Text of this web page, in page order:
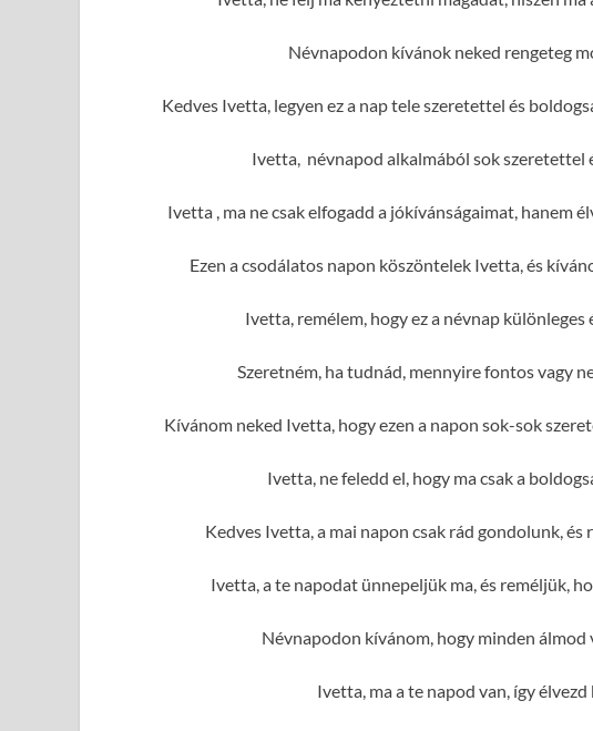
Névnapodon kívánok neked rengeteg
Kedves Ivetta, legyen ez a nap tele szeretettel és
Ivetta, névnapod alkalmából sok szeretettel
Ivetta , ma ne csak elfogadd a jókívánságaimat, hanem
Ezen a csodálatos napon köszöntelek Ivetta, és
Ivetta, remélem, hogy ez a névnap különleges
Szeretném, ha tudnád, mennyire fontos vagy
Kívánom neked Ivetta, hogy ezen a napon sok-sok
Ivetta, ne feledd el, hogy ma csak a
Kedves Ivetta, a mai napon csak rád gondolunk,
Ivetta, a te napodat ünnepeljük ma, és reméljük,
Névnapodon kívánom, hogy minden
Ivetta, ma a te napod van, így